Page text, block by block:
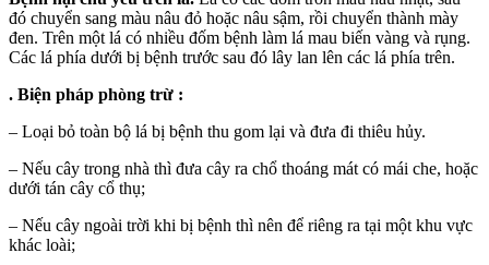
đó chuyển sang màu nâu đỏ hoặc nâu sậm, rồi chuyển thành mày
đen. Trên một lá có nhiều đốm bệnh làm lá mau biến vàng và rụng.
Các lá phía dưới bị bệnh trước sau đó lây lan lên các lá phía trên.
. Biện pháp phòng trừ :
– Loại bỏ toàn bộ lá bị bệnh thu gom lại và đưa đi thiêu hủy.
– Nếu cây trong nhà thì đưa cây ra chổ thoáng mát có mái che, hoặc
dưới tán cây cổ thụ;
– Nếu cây ngoài trời khi bị bệnh thì nên để riêng ra tại một khu vực
khác loài;